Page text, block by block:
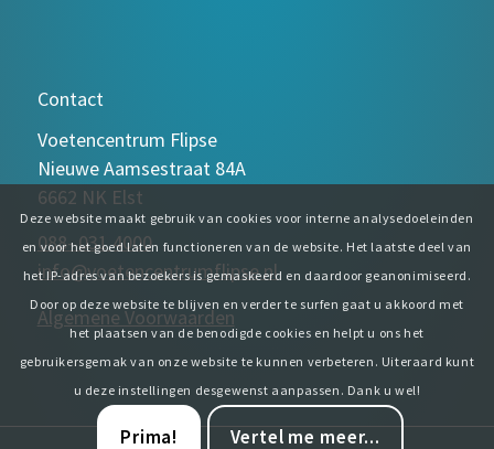
Contact
Voetencentrum Flipse
Nieuwe Aamsestraat 84A
6662 NK Elst
088- 031 4000
info@voetencentrumflipse.nl
Algemene Voorwaarden
Deze website maakt gebruik van cookies voor interne analysedoeleinden
en voor het goed laten functioneren van de website. Het laatste deel van
het IP-adres van bezoekers is gemaskeerd en daardoor geanonimiseerd.
Door op deze website te blijven en verder te surfen gaat u akkoord met
het plaatsen van de benodigde cookies en helpt u ons het
gebruikersgemak van onze website te kunnen verbeteren. Uiteraard kunt
u deze instellingen desgewenst aanpassen. Dank u wel!
Prima! Vertel me meer...